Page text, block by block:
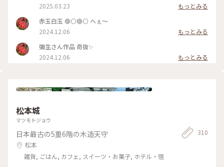
トな景色#美術館
2025.03.23
もっとみる
赤玉白玉 🔴⚪🔴⚪ へぇ～
2024.12.06
もっとみる
彌生さん作品 奇抜✨
2024.12.06
もっとみる
松本城
マツモトジョウ
日本最古の5重6階の木造天守
松本
雑貨, ごはん, カフェ, スイーツ・お菓子, ホテル・宿
310